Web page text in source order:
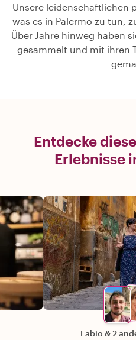
Unsere leidenschaftlichen
was es in Palermo zu tun,
Über Jahre hinweg haben
gesammelt und mit ihren
Entdecke
Erlebnisse
Fabio &2